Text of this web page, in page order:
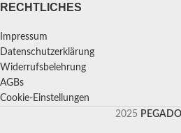
RECHTLICHES
Impressum
Datenschutzerklärung
Widerrufsbelehrung
AGBs
Cookie-Einstellungen
2025